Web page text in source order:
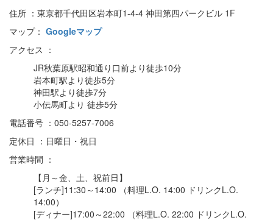
住所 ：東京都千代田区岩本町1-4-4 神田第四パークビル 1F
マップ： Googleマップ
アクセス ：
JR秋葉原駅昭和通り口前より徒歩10分
岩本町駅より徒歩5分
神田駅より徒歩7分
小伝馬町より 徒歩5分
電話番号 ：050-5257-7006
定休日 ：日曜日・祝日
営業時間 ：
【月～金、土、祝前日】
[ランチ]11:30～14:00 （料理L.O. 14:00 ドリンクL.O.
14:00）
[ディナー]17:00～22:00 （料理L.O. 22:00 ドリンクL.O.